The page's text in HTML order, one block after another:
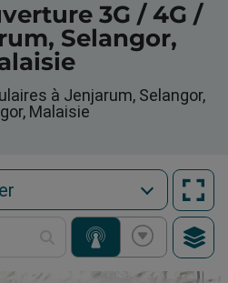
3G / 4G /
Selangor,
à Jenjarum, Selangor,
Malaisie